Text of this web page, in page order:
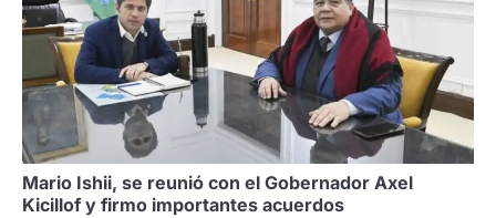
Mario Ishii, se reunió con el Gobernador Axel
Kicillof y firmo importantes acuerdos